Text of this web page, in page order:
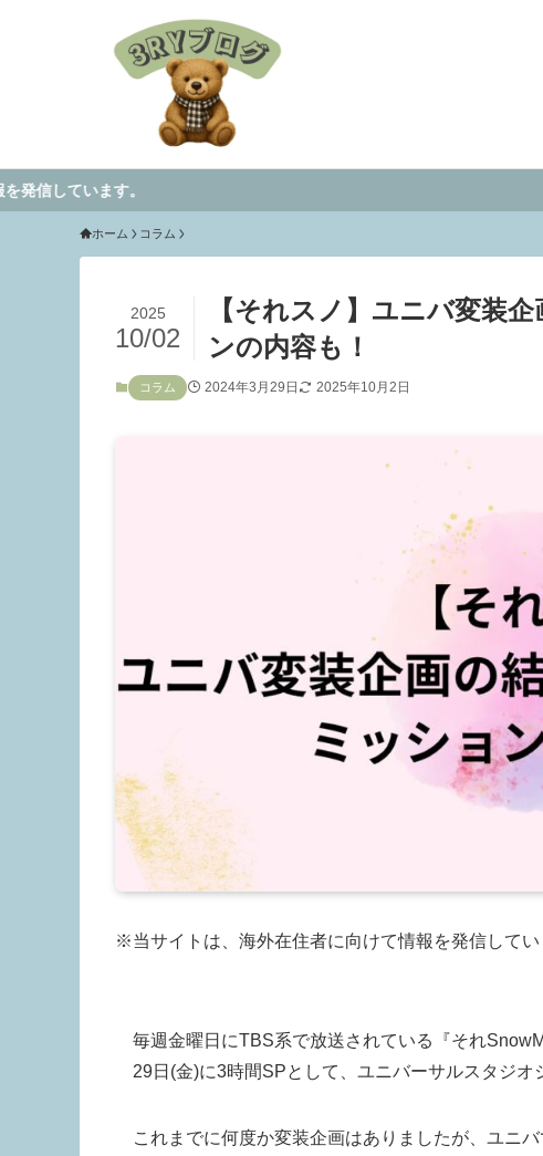
。
ホーム コラム
【それスノ】ユニバ変装
ンの内容も！
2025
10/02
コラム 2024年3月29日 2025年10月2日
※当サイトは、海外在住者に向けて情報を発信してい
毎週金曜日にTBS系で放送されている『それ
29日(金)に3時間SPとして、ユニバーサルスタジオ
これまでに何度か変装企画はありましたが、ユニ